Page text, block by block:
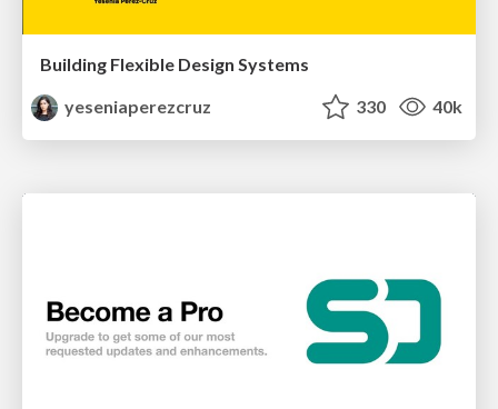
Building Flexible Design Systems
yeseniaperezcruz
330 40k